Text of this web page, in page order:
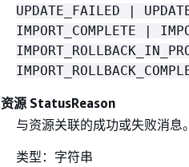
UPDATE_FAILED |
IMPORT_COMPLETE |
资源 StatusReason
与资源关联的成功或失败消息。
类型：字符串